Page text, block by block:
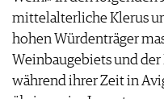
mittelalterliche Klerus
hohen Würdenträger
Weinbaugebiets und der
während ihrer Zeit in